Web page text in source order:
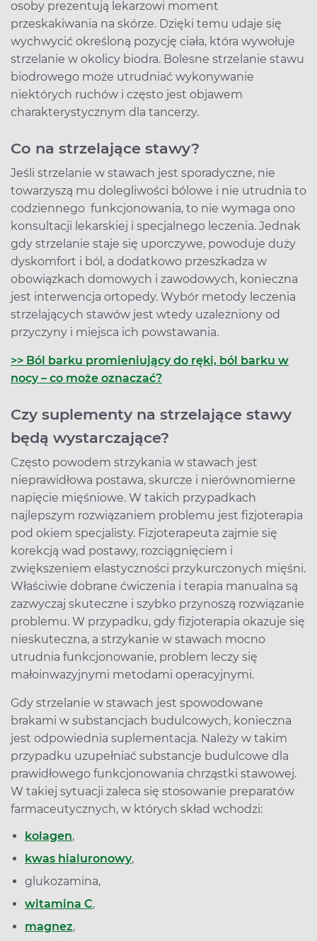
osoby prezentują lekarzowi moment
przeskakiwania na skórze. Dzięki temu udaje się
wychwycić określoną pozycję ciała, która wywołuje
strzelanie w okolicy biodra. Bolesne strzelanie stawu
biodrowego może utrudniać wykonywanie
niektórych ruchów i często jest objawem
charakterystycznym dla tancerzy.
Co na strzelające stawy?
Jeśli strzelanie w stawach jest sporadyczne, nie
towarzyszą mu dolegliwości bólowe i nie utrudnia to
codziennego funkcjonowania, to nie wymaga ono
konsultacji lekarskiej i specjalnego leczenia. Jednak
gdy strzelanie staje się uporczywe, powoduje duży
dyskomfort i ból, a dodatkowo przeszkadza w
obowiązkach domowych i zawodowych, konieczna
jest interwencja ortopedy. Wybór metody leczenia
strzelających stawów jest wtedy uzależniony od
przyczyny i miejsca ich powstawania.
>> Ból barku promieniujący do ręki, ból barku w
nocy – co może oznaczać?
Czy suplementy na strzelające stawy
będą wystarczające?
Często powodem strzykania w stawach jest
nieprawidłowa postawa, skurcze i nierównomierne
napięcie mięśniowe. W takich przypadkach
najlepszym rozwiązaniem problemu jest fizjoterapia
pod okiem specjalisty. Fizjoterapeuta zajmie się
korekcją wad postawy, rozciągnięciem i
zwiększeniem elastyczności przykurczonych mięśni.
Właściwie dobrane ćwiczenia i terapia manualna są
zazwyczaj skuteczne i szybko przynoszą rozwiązanie
problemu. W przypadku, gdy fizjoterapia okazuje się
nieskuteczna, a strzykanie w stawach mocno
utrudnia funkcjonowanie, problem leczy się
małoinwazyjnymi metodami operacyjnymi.
Gdy strzelanie w stawach jest spowodowane
brakami w substancjach budulcowych, konieczna
jest odpowiednia suplementacja. Należy w takim
przypadku uzupełniać substancje budulcowe dla
prawidłowego funkcjonowania chrząstki stawowej.
W takiej sytuacji zaleca się stosowanie preparatów
farmaceutycznych, w których skład wchodzi:
kolagen,
kwas hialuronowy,
glukozamina,
witamina C,
magnez,